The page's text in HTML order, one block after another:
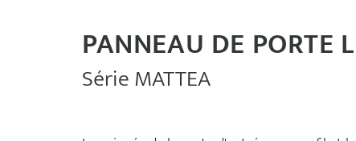
PANNEAU DE PORTE
Série MATTEA